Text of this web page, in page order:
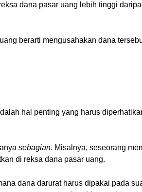
dana pasar uang lebih tinggi
berarti mengusahakan dana
hal penting yang harus
sebagian. Misalnya, seseorang
di reksa dana pasar uang.
dana darurat harus dipakai pada